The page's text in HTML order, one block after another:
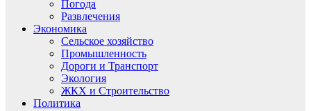
Погода
Развлечения
Экономика
Сельское хозяйство
Промышленность
Дороги и Транспорт
Экология
ЖКХ и Строительство
Политика